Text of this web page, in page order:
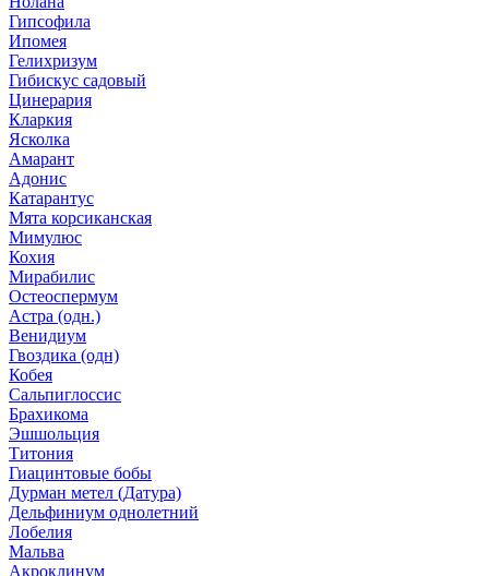
Гипсофила
Ипомея
Гелихризум
Гибискус садовый
Цинерария
Кларкия
Ясколка
Амарант
Адонис
Катарантус
Мята корсиканская
Мимулюс
Кохия
Мирабилис
Остеоспермум
Астра (одн.)
Венидиум
Гвоздика (одн)
Кобея
Сальпиглоссис
Брахикома
Эшшольция
Титония
Гиацинтовые бобы
Дурман метел (Датура)
Дельфиниум однолетний
Лобелия
Мальва
Акроклинум